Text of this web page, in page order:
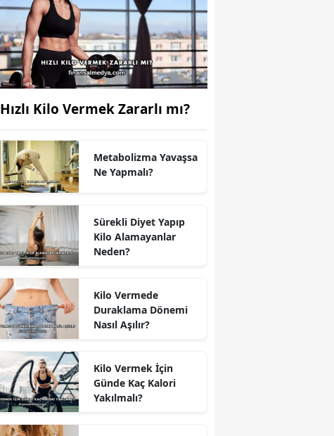
Hızlı Kilo Vermek Zararlı mı?
Metabolizma Yavaşsa
Ne Yapmalı?
Sürekli Diyet Yapıp
Kilo Alamayanlar
Neden?
Kilo Vermede
Duraklama Dönemi
Nasıl Aşılır?
Kilo Vermek İçin
Günde Kaç Kalori
Yakılmalı?